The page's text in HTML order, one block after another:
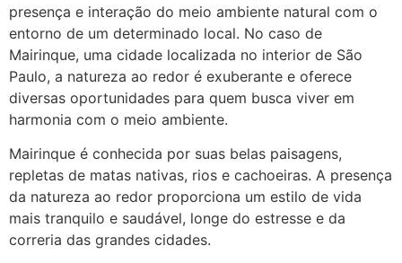
presença e interação do meio ambiente natural com o
entorno de um determinado local. No caso de
Mairinque, uma cidade localizada no interior de São
Paulo, a natureza ao redor é exuberante e oferece
diversas oportunidades para quem busca viver em
harmonia com o meio ambiente.
Mairinque é conhecida por suas belas paisagens,
repletas de matas nativas, rios e cachoeiras. A presença
da natureza ao redor proporciona um estilo de vida
mais tranquilo e saudável, longe do estresse e da
correria das grandes cidades.